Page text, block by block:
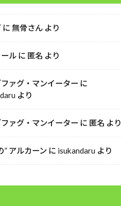
に 無骨さん より
ル に 匿名 より
ァグ・マンイーター に
より
ァグ・マンイーター に 匿名 より
” アルカーン に isukandaru より